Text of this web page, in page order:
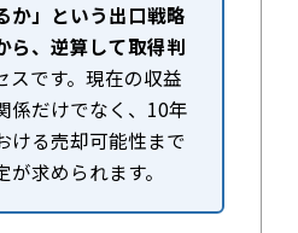
か」という出口戦略
ら、逆算して取得判
スです。現在の収益
係だけでなく、10年
ける売却可能性まで
求められます。